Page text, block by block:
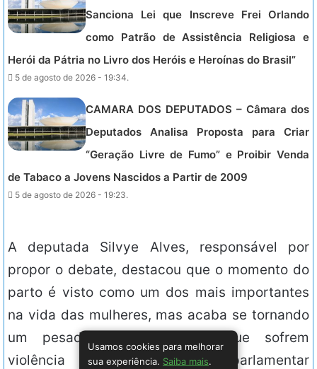
Sanciona Lei que Inscreve Frei Orlando
como Patrão de Assistência Religiosa e
Herói da Pátria no Livro dos Heróis e Heroínas do Brasil”
5 de agosto de 2026 - 19:34.
CAMARA DOS DEPUTADOS – Câmara dos
Deputados Analisa Proposta para Criar
“Geração Livre de Fumo” e Proibir Venda
de Tabaco a Jovens Nascidos a Partir de 2009
5 de agosto de 2026 - 19:23.
A deputada Silvye Alves, responsável por
propor o debate, destacou que o momento do
parto é visto como um dos mais importantes
na vida das mulheres, mas acaba se tornando
um pesadelo para aquelas que sofrem
violência e negligência. A parlamentar
Usamos cookies para melhorar
sua experiência. Saiba mais.